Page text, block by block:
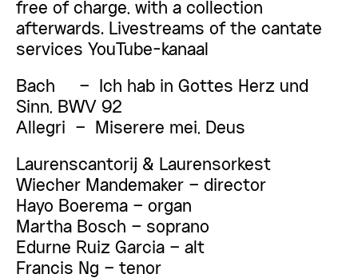
free of charge, with a collection
afterwards. Livestreams of the cantate
services YouTube-kanaal
Bach –
Ich hab in Gottes Herz und
Sinn, BWV 92
Allegri –
Miserere mei, Deus
Laurenscantorij & Laurensorkest
Wiecher Mandemaker – director
Hayo Boerema – organ
Martha Bosch – soprano
Edurne Ruiz Garcia – alt
Francis Ng – tenor